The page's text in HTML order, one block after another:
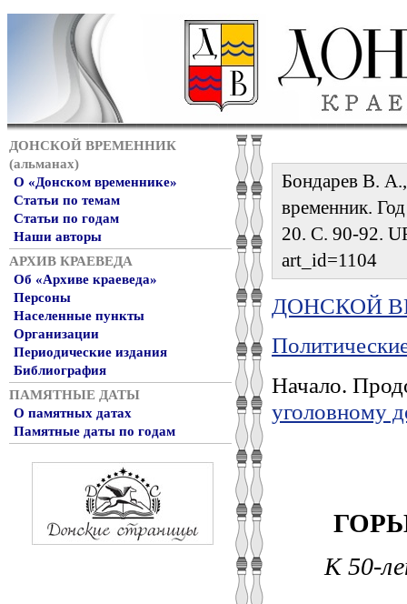
ДОНСКОЙ ВРЕМЕННИК
(альманах)
О «Донском временнике»
Статьи по темам
Статьи по годам
Наши авторы
АРХИВ КРАЕВЕДА
Об «Архиве краеведа»
Персоны
Населенные пункты
Организации
Периодические издания
Библиография
ПАМЯТНЫЕ ДАТЫ
О памятных датах
Памятные даты по годам
Бондарев В.
временник.
20. С. 90-92.
art_id=1104
ДОНСКОЙ
Начало.
уголовному
К 50-